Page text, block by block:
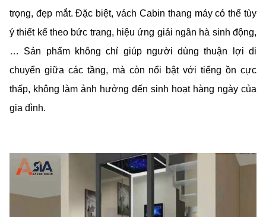
trọng, đẹp mắt. Đặc biệt, vách Cabin thang máy có thể tùy
ý thiết kế theo bức trang, hiệu ứng giải ngân hà sinh động,
… Sản phẩm không chỉ giúp người dùng thuận lợi di
chuyển giữa các tầng, mà còn nổi bật với tiếng ồn cực
thấp, không làm ảnh hưởng đến sinh hoạt hàng ngày của
gia đình.